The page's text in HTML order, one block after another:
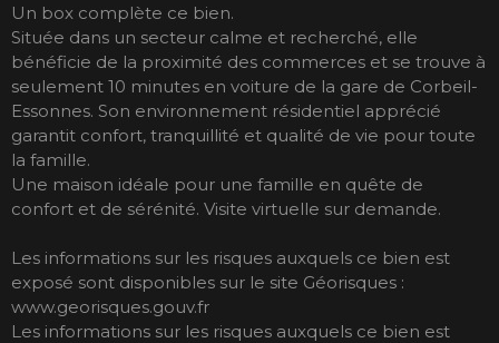
Un box complète ce bien.
Située dans un secteur calme et recherché, elle
bénéficie de la proximité des commerces et se trouve à
seulement 10 minutes en voiture de la gare de Corbeil-
Essonnes. Son environnement résidentiel apprécié
garantit confort, tranquillité et qualité de vie pour toute
la famille.
Une maison idéale pour une famille en quête de
confort et de sérénité. Visite virtuelle sur demande.
Les informations sur les risques auxquels ce bien est
exposé sont disponibles sur le site Géorisques :
www.georisques.gouv.fr
Les informations sur les risques auxquels ce bien est